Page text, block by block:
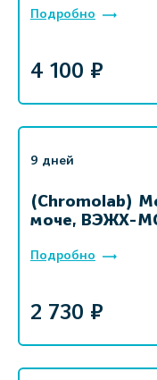
Подробно
4 100 ₽
9 дней
(Chromolab)
моче, ВЭЖХ-
Подробно
2 730 ₽